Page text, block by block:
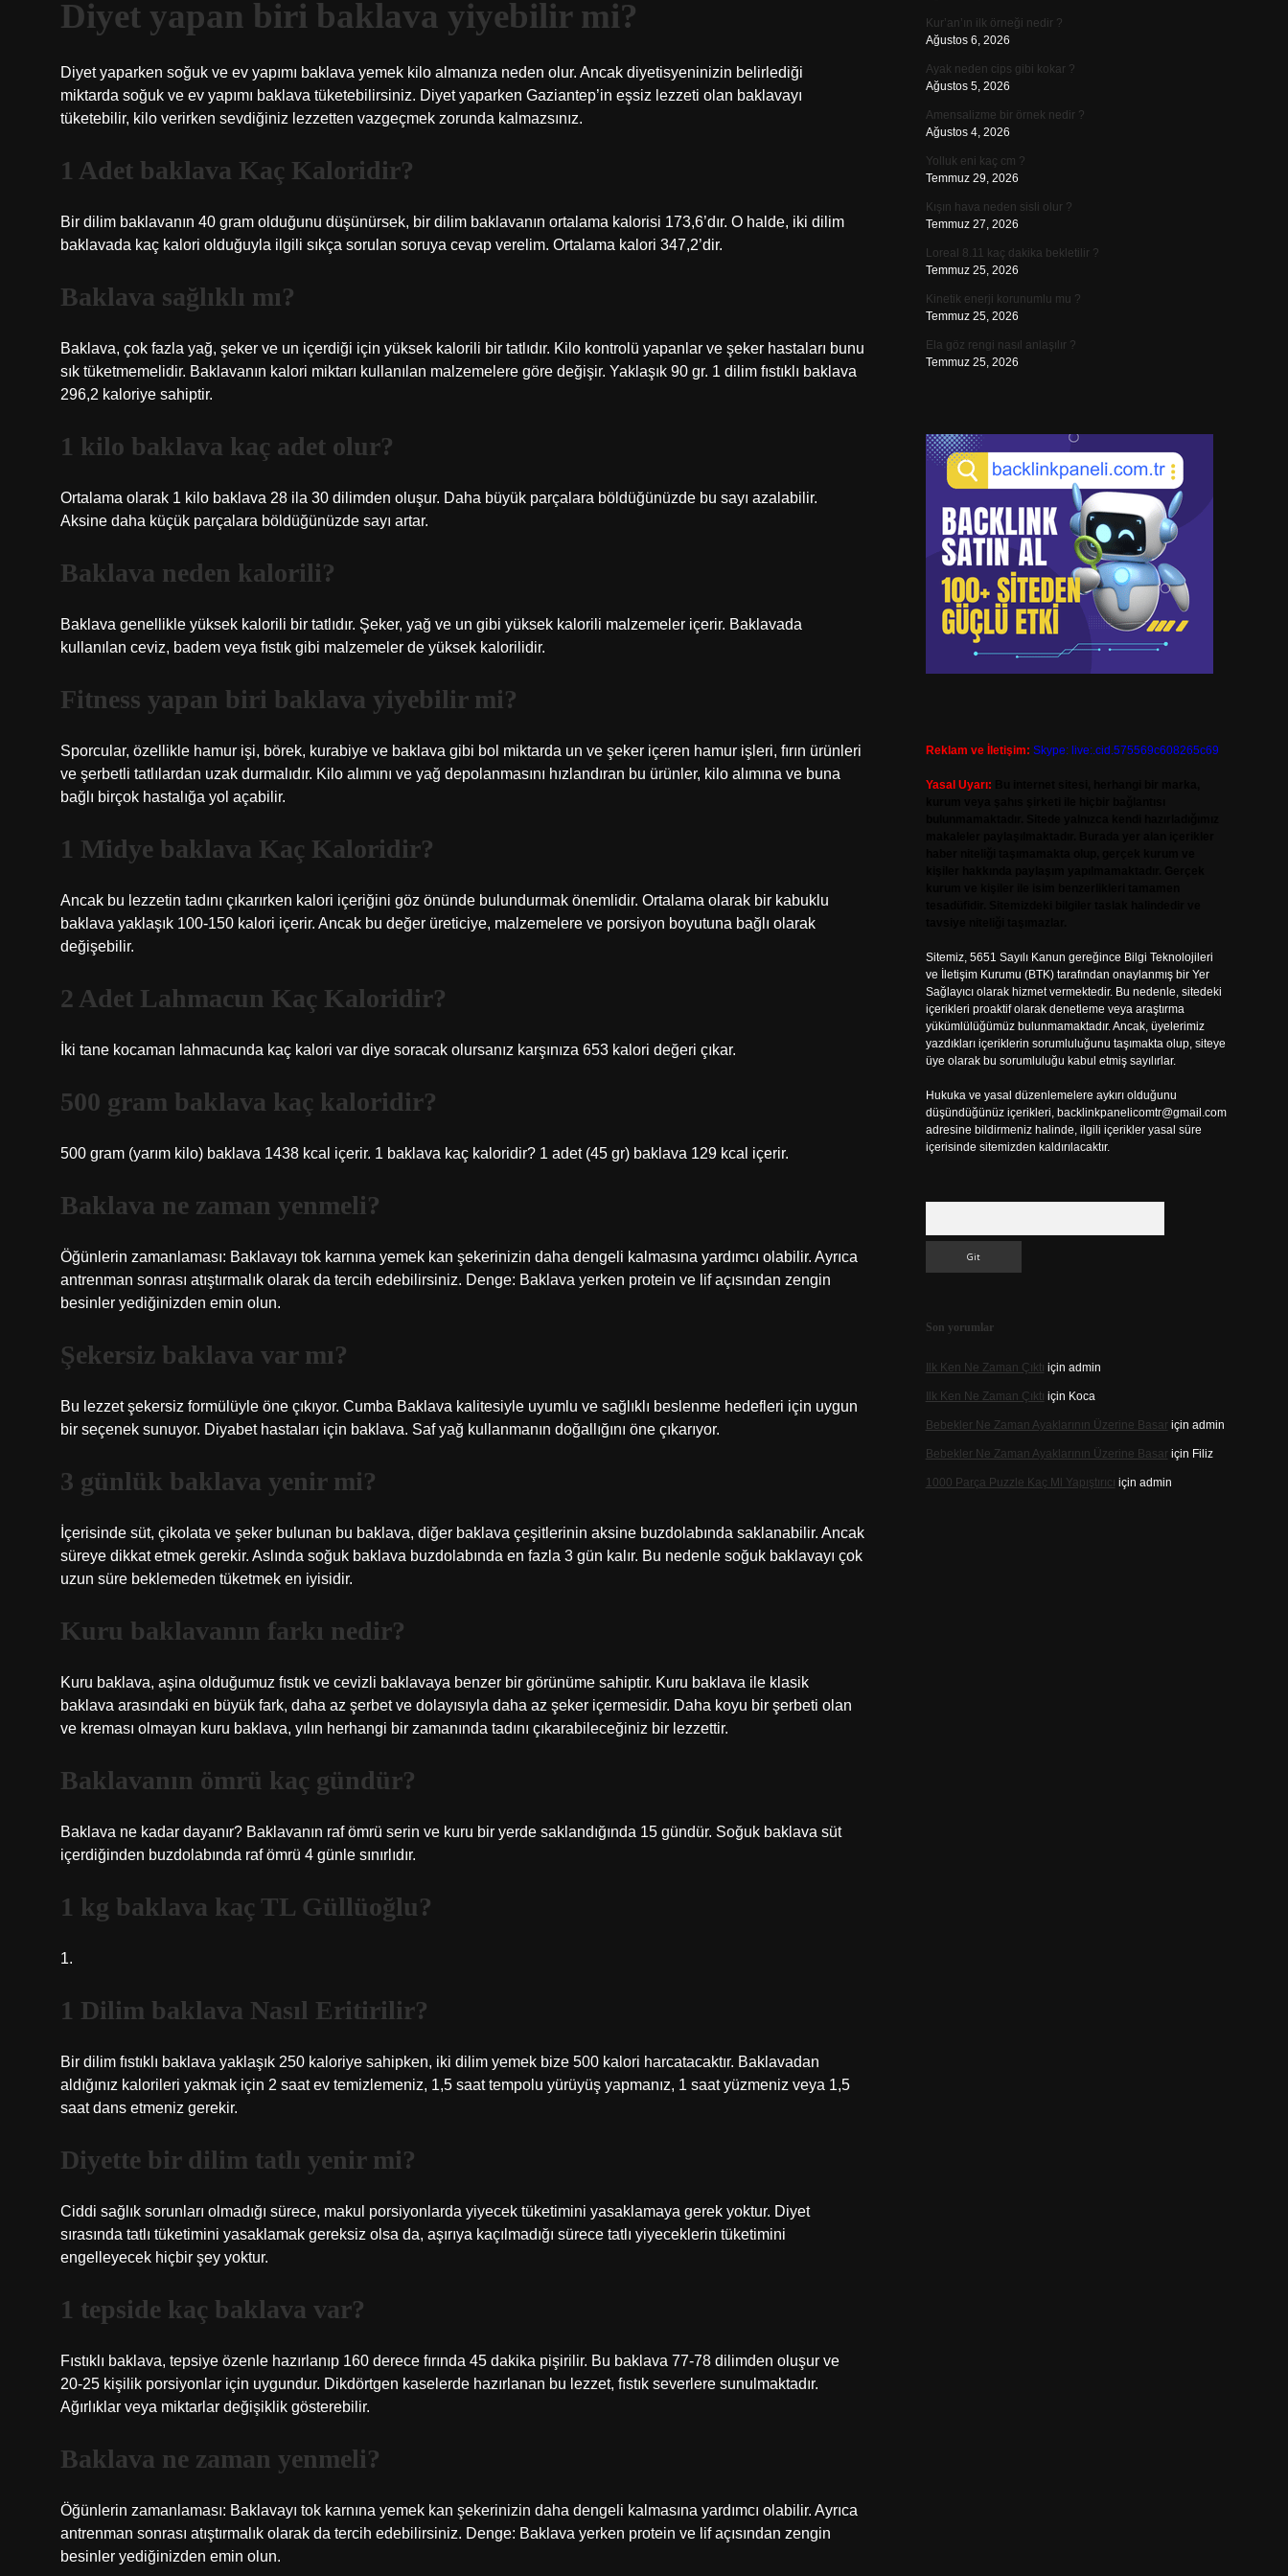
Diyet yapan biri baklava yiyebilir mi?
Diyet yaparken soğuk ve ev yapımı baklava yemek kilo almanıza neden olur. Ancak diyetisyeninizin belirlediği
miktarda soğuk ve ev yapımı baklava tüketebilirsiniz. Diyet yaparken Gaziantep’in eşsiz lezzeti olan baklavayı
tüketebilir, kilo verirken sevdiğiniz lezzetten vazgeçmek zorunda kalmazsınız.
1 Adet baklava Kaç Kaloridir?
Bir dilim baklavanın 40 gram olduğunu düşünürsek, bir dilim baklavanın ortalama kalorisi 173,6’dır. O halde, iki dilim
baklavada kaç kalori olduğuyla ilgili sıkça sorulan soruya cevap verelim. Ortalama kalori 347,2’dir.
Baklava sağlıklı mı?
Baklava, çok fazla yağ, şeker ve un içerdiği için yüksek kalorili bir tatlıdır. Kilo kontrolü yapanlar ve şeker hastaları bunu
sık tüketmemelidir. Baklavanın kalori miktarı kullanılan malzemelere göre değişir. Yaklaşık 90 gr. 1 dilim fıstıklı baklava
296,2 kaloriye sahiptir.
1 kilo baklava kaç adet olur?
Ortalama olarak 1 kilo baklava 28 ila 30 dilimden oluşur. Daha büyük parçalara böldüğünüzde bu sayı azalabilir.
Aksine daha küçük parçalara böldüğünüzde sayı artar.
Baklava neden kalorili?
Baklava genellikle yüksek kalorili bir tatlıdır. Şeker, yağ ve un gibi yüksek kalorili malzemeler içerir. Baklavada
kullanılan ceviz, badem veya fıstık gibi malzemeler de yüksek kalorilidir.
Fitness yapan biri baklava yiyebilir mi?
Sporcular, özellikle hamur işi, börek, kurabiye ve baklava gibi bol miktarda un ve şeker içeren hamur işleri, fırın ürünleri
ve şerbetli tatlılardan uzak durmalıdır. Kilo alımını ve yağ depolanmasını hızlandıran bu ürünler, kilo alımına ve buna
bağlı birçok hastalığa yol açabilir.
1 Midye baklava Kaç Kaloridir?
Ancak bu lezzetin tadını çıkarırken kalori içeriğini göz önünde bulundurmak önemlidir. Ortalama olarak bir kabuklu
baklava yaklaşık 100-150 kalori içerir. Ancak bu değer üreticiye, malzemelere ve porsiyon boyutuna bağlı olarak
değişebilir.
2 Adet Lahmacun Kaç Kaloridir?
İki tane kocaman lahmacunda kaç kalori var diye soracak olursanız karşınıza 653 kalori değeri çıkar.
500 gram baklava kaç kaloridir?
500 gram (yarım kilo) baklava 1438 kcal içerir. 1 baklava kaç kaloridir? 1 adet (45 gr) baklava 129 kcal içerir.
Baklava ne zaman yenmeli?
Öğünlerin zamanlaması: Baklavayı tok karnına yemek kan şekerinizin daha dengeli kalmasına yardımcı olabilir. Ayrıca
antrenman sonrası atıştırmalık olarak da tercih edebilirsiniz. Denge: Baklava yerken protein ve lif açısından zengin
besinler yediğinizden emin olun.
Şekersiz baklava var mı?
Bu lezzet şekersiz formülüyle öne çıkıyor. Cumba Baklava kalitesiyle uyumlu ve sağlıklı beslenme hedefleri için uygun
bir seçenek sunuyor. Diyabet hastaları için baklava. Saf yağ kullanmanın doğallığını öne çıkarıyor.
3 günlük baklava yenir mi?
İçerisinde süt, çikolata ve şeker bulunan bu baklava, diğer baklava çeşitlerinin aksine buzdolabında saklanabilir. Ancak
süreye dikkat etmek gerekir. Aslında soğuk baklava buzdolabında en fazla 3 gün kalır. Bu nedenle soğuk baklavayı çok
uzun süre beklemeden tüketmek en iyisidir.
Kuru baklavanın farkı nedir?
Kuru baklava, aşina olduğumuz fıstık ve cevizli baklavaya benzer bir görünüme sahiptir. Kuru baklava ile klasik
baklava arasındaki en büyük fark, daha az şerbet ve dolayısıyla daha az şeker içermesidir. Daha koyu bir şerbeti olan
ve kreması olmayan kuru baklava, yılın herhangi bir zamanında tadını çıkarabileceğiniz bir lezzettir.
Baklavanın ömrü kaç gündür?
Baklava ne kadar dayanır? Baklavanın raf ömrü serin ve kuru bir yerde saklandığında 15 gündür. Soğuk baklava süt
içerdiğinden buzdolabında raf ömrü 4 günle sınırlıdır.
1 kg baklava kaç TL Güllüoğlu?
1.
1 Dilim baklava Nasıl Eritirilir?
Bir dilim fıstıklı baklava yaklaşık 250 kaloriye sahipken, iki dilim yemek bize 500 kalori harcatacaktır. Baklavadan
aldığınız kalorileri yakmak için 2 saat ev temizlemeniz, 1,5 saat tempolu yürüyüş yapmanız, 1 saat yüzmeniz veya 1,5
saat dans etmeniz gerekir.
Diyette bir dilim tatlı yenir mi?
Ciddi sağlık sorunları olmadığı sürece, makul porsiyonlarda yiyecek tüketimini yasaklamaya gerek yoktur. Diyet
sırasında tatlı tüketimini yasaklamak gereksiz olsa da, aşırıya kaçılmadığı sürece tatlı yiyeceklerin tüketimini
engelleyecek hiçbir şey yoktur.
1 tepside kaç baklava var?
Fıstıklı baklava, tepsiye özenle hazırlanıp 160 derece fırında 45 dakika pişirilir. Bu baklava 77-78 dilimden oluşur ve
20-25 kişilik porsiyonlar için uygundur. Dikdörtgen kaselerde hazırlanan bu lezzet, fıstık severlere sunulmaktadır.
Ağırlıklar veya miktarlar değişiklik gösterebilir.
Baklava ne zaman yenmeli?
Öğünlerin zamanlaması: Baklavayı tok karnına yemek kan şekerinizin daha dengeli kalmasına yardımcı olabilir. Ayrıca
antrenman sonrası atıştırmalık olarak da tercih edebilirsiniz. Denge: Baklava yerken protein ve lif açısından zengin
besinler yediğinizden emin olun.
Kur’an’ın ilk örneği nedir ?
Ağustos 6, 2026
Ayak neden cips gibi kokar ?
Ağustos 5, 2026
Amensalizme bir örnek nedir ?
Ağustos 4, 2026
Yolluk eni kaç cm ?
Temmuz 29, 2026
Kışın hava neden sisli olur ?
Temmuz 27, 2026
Loreal 8.11 kaç dakika bekletilir ?
Temmuz 25, 2026
Kinetik enerji korunumlu mu ?
Temmuz 25, 2026
Ela göz rengi nasıl anlaşılır ?
Temmuz 25, 2026
Reklam ve İletişim: Skype: live:.cid.575569c608265c69
Yasal Uyarı:
Sitemiz, 5651 Sayılı Kanun gereğince Bilgi Teknolojileri
ve İletişim Kurumu (BTK) tarafından onaylanmış bir Yer
Sağlayıcı olarak hizmet vermektedir. Bu nedenle, sitedeki
içerikleri proaktif olarak denetleme veya araştırma
yükümlülüğümüz bulunmamaktadır. Ancak, üyelerimiz
yazdıkları içeriklerin sorumluluğunu taşımakta olup, siteye
üye olarak bu sorumluluğu kabul etmiş sayılırlar.
Hukuka ve yasal düzenlemelere aykırı olduğunu
düşündüğünüz içerikleri, backlinkpanelicomtr@gmail.com
adresine bildirmeniz halinde, ilgili içerikler yasal süre
içerisinde sitemizden kaldırılacaktır.
Son yorumlar
Ilk Ken Ne Zaman Çıktı için admin
Ilk Ken Ne Zaman Çıktı için Koca
Bebekler Ne Zaman Ayaklarının Üzerine Basariçin admin
Bebekler Ne Zaman Ayaklarının Üzerine Basariçin Filiz
1000 Parça Puzzle Kaç Ml Yapıştırıcı için admin